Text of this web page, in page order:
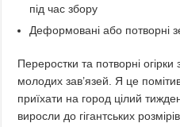
під час збору
Деформовані або потворні
Переростки та потворні
молодих зав’язей. Я це
приїхати на город цілий
виросли до гігантських